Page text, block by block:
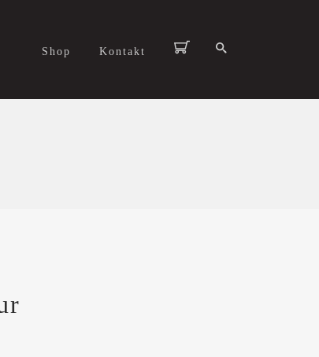
Shop Kontakt